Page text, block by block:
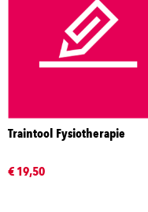
Traintool Fysiotherapie
€ 19,50